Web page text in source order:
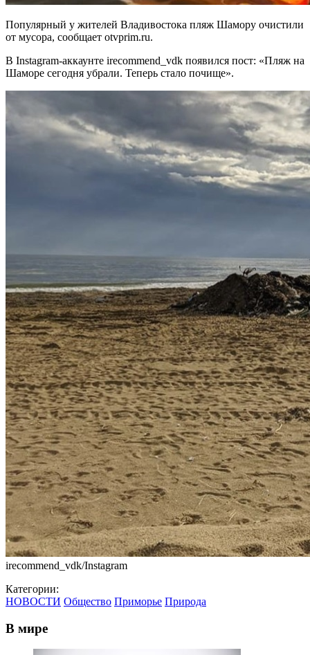
Популярный у жителей Владивостока пляж Шамору очистили
от мусора, сообщает otvprim.ru.
В Instagram-аккаунте irecommend_vdk появился пост: «Пляж на
Шаморе сегодня убрали. Теперь стало почище».
irecommend_vdk/Instagram
Категории:
НОВОСТИ Общество Приморье Природа
В мире